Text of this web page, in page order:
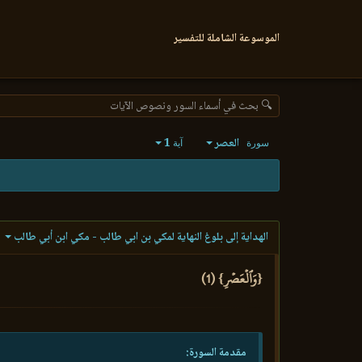
الموسوعة الشاملة للتفسير
🔍 بحث في أسماء السور ونصوص الآيات
سورة العصر آية 1
الهداية إلى بلوغ النهاية لمكي بن ابي طالب - مكي ابن أبي طالب
{وَٱلۡعَصۡرِ} (1)
مقدمة السورة: